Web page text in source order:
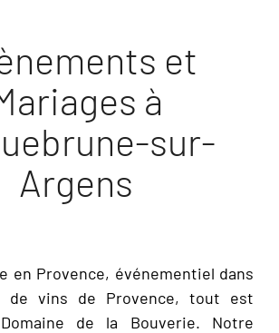
et
à
sur-
Argens
en Provence, événementiel dans
de vins de Provence, tout est
de la Bouverie. Notre